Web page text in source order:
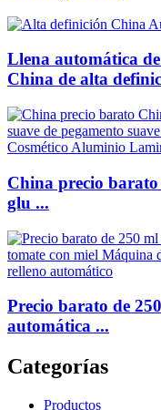
Llena automática
China de alta
China precio
glu ...
Precio barato de
automática ...
Categorías
Productos